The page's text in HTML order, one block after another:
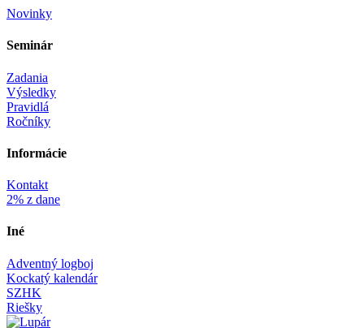
Novinky
Seminár‎
Zadania
Výsledky
Pravidlá
Ročníky
Informácie‎
Kontakt
2% z dane
Iné
Adventný logboj
Kockatý kalendár
SZHK
Riešky